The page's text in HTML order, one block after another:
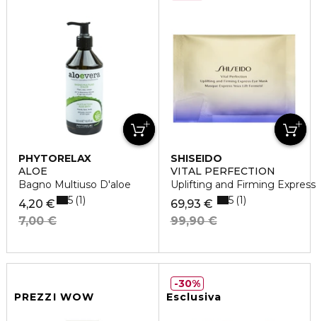
PHYTORELAX
ALOE
Bagno Multiuso D'aloe
4,20 €
7,00 €
5 1
SHISEIDO
VITAL PERFECTION
Uplifting and Firming
69,93 €
99,90 €
5 1
PREZZI WOW Esclusiva
30%